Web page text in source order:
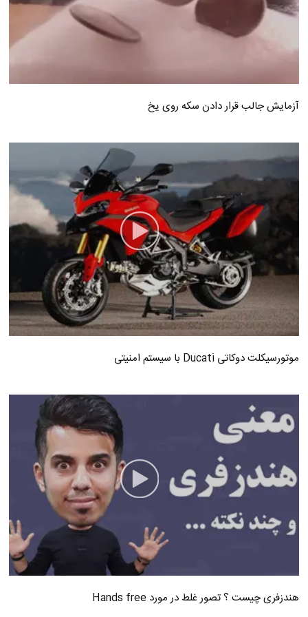
آزمایش جالب قرار دادن سکه روی یخ
موتورسیکلت دوکاتی Ducati با سیستم امنیتی
هندزفری چیست ؟ تصور غلط در مورد Hands free